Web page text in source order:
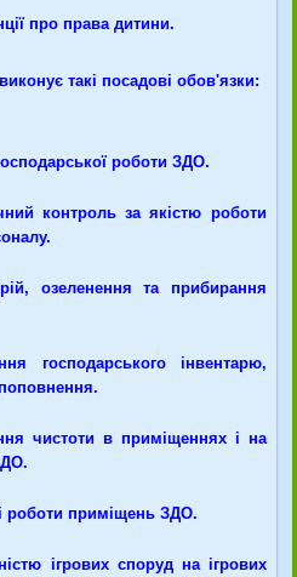
про права дитини.
такі посадові обов'язки:
роботи ЗДО.
контроль за якістю роботи
озеленення та прибирання
господарського інвентарю,
чистоти в приміщеннях і на
роботи приміщень ЗДО.
ігрових споруд на ігрових